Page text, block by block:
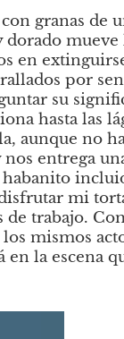
granas de
mueve
en
por
su
hasta las
aunque no
entrega
mi
de trabajo.
mismos
en la escena